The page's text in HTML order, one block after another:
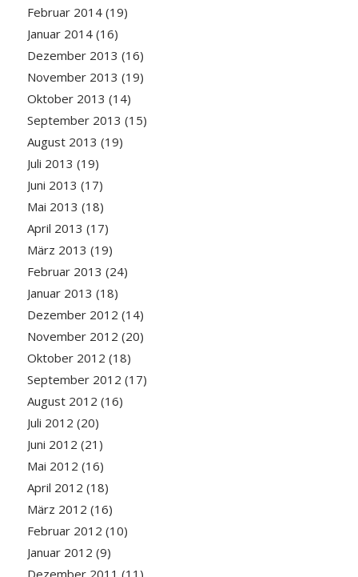
Februar 2014(19)
Januar 2014(16)
Dezember 2013 (16)
November 2013 (19)
Oktober 2013 (14)
September 2013 (15)
August 2013 (19)
Juli 2013 (19)
Juni 2013 (17)
Mai 2013 (18)
April 2013 (17)
März 2013 (19)
Februar 2013 (24)
Januar 2013 (18)
Dezember 2012 (14)
November 2012 (20)
Oktober 2012 (18)
September 2012 (17)
August 2012 (16)
Juli 2012 (20)
Juni 2012 (21)
Mai 2012 (16)
April 2012 (18)
März 2012 (16)
Februar 2012 (10)
Januar 2012 (9)